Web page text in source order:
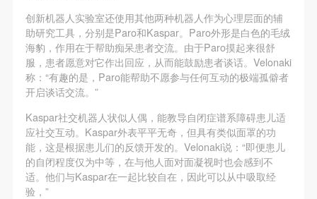
创新机器人实验室还使用其他两种机器人作为心理层面的辅
助研究工具，分别是Paro和Kaspar。Paro外形是白色的毛绒
海豹，作用在于帮助痴呆患者交流。由于Paro摸起来很舒
服，患者愿意对它作出回应，从而能鼓励患者谈话。Velonaki
称：“有趣的是，Paro能帮助不愿参与任何互动的极端孤僻者
开启谈话交流。”
Kaspar社交机器人状似人偶，能教导自闭症谱系障碍患儿适
应社交互动。Kaspar外表平平无奇，但具有类似面罩的功
能，这是根据患儿们的反馈开发的。Velonaki说：“即便患儿
的自闭程度仅为中等，在与他人面对面凝视时也会感到不
适。他们与Kaspar在一起比较自在，因此可以从中吸取经
验，”